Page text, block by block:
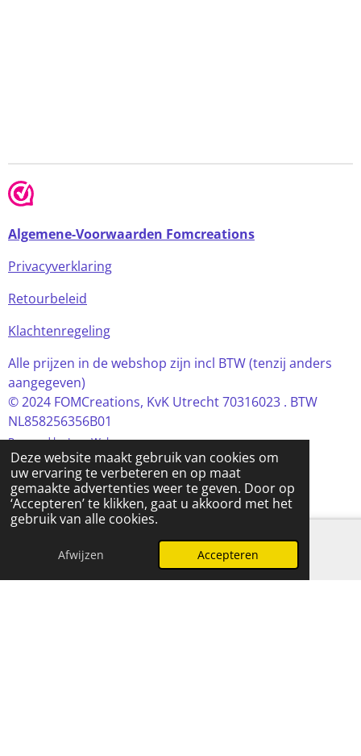
Deze website maakt gebruik van cookies om
uw ervaring te verbeteren en op maat
gemaakte advertenties weer te geven. Door op
‘Accepteren’ te klikken, gaat u akkoord met het
gebruik van alle cookies.
Afwijzen Accepteren
Algemene-Voorwaarden Fomcreations
Privacyverklaring
Retourbeleid
Klachtenregeling
Alle prijzen in de webshop zijn incl BTW (tenzij anders
aangegeven)
© 2024 FOMCreations, KvK Utrecht 70316023 . BTW
NL858256356B01
Powered byJouwWeb
E-mailadres